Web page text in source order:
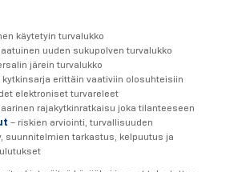
käytetyin turvalukko
uuden sukupolven turvalukko
järein turvalukko
kytkinsarja erittäin vaativiin olosuhteisiin
elektroniset turvareleet
rajakytkinratkaisu joka tilanteeseen
– riskien arviointi, turvallisuuden
suunnitelmien tarkastus, kelpuutus ja